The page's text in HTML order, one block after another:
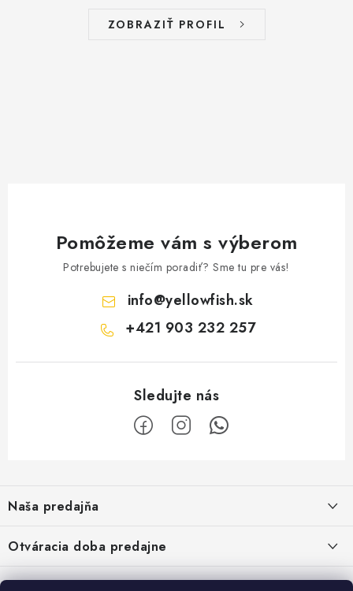
ZOBRAZIŤ PROFIL
Pomôžeme vám s výberom
Potrebujete s niečím poradiť? Sme tu pre vás!
info@yellowfish.sk
+421 903 232 257
p
ä
t
i
Naša predajňa
Námestie Slobody 1164/1,
946 32 Marcelová
Google map - plánovanie cesty
Otváracia doba predajne
Pondelok-Piatok: 8.00-17.00 hod.